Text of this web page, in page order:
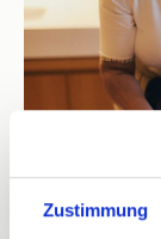
Zustimmung